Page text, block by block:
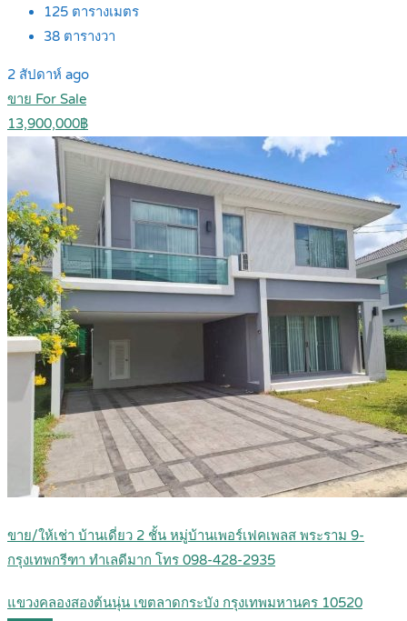
125 ตารางเมตร
38 ตารางวา
2 สัปดาห์ ago
ขาย For Sale
13,900,000฿
ขาย/ให้เช่า บ้านเดี่ยว 2 ชั้น หมู่บ้านเพอร์เฟคเพลส พระราม 9-
กรุงเทพกรีฑา ทำเลดีมาก โทร 098-428-2935
แขวงคลองสองต้นนุ่น เขตลาดกระบัง กรุงเทพมหานคร 10520